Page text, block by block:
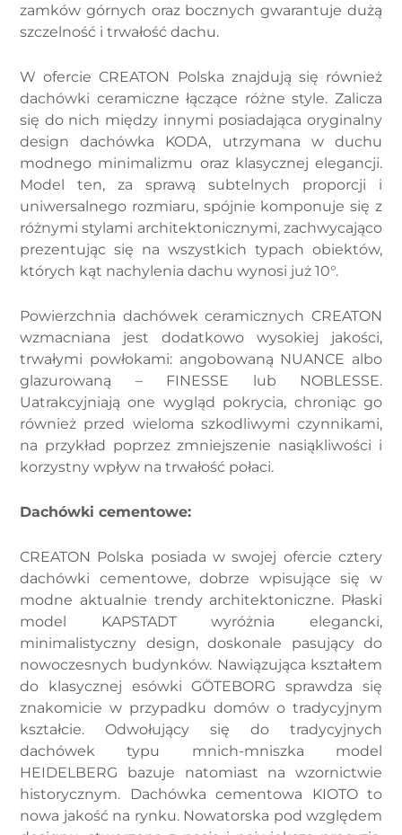
zamków górnych oraz bocznych gwarantuje dużą
szczelność i trwałość dachu.
W ofercie CREATON Polska znajdują się również
dachówki ceramiczne łączące różne style. Zalicza
się do nich między innymi posiadająca oryginalny
design dachówka KODA, utrzymana w duchu
modnego minimalizmu oraz klasycznej elegancji.
Model ten, za sprawą subtelnych proporcji i
uniwersalnego rozmiaru, spójnie komponuje się z
różnymi stylami architektonicznymi, zachwycająco
prezentując się na wszystkich typach obiektów,
których kąt nachylenia dachu wynosi już 10°.
Powierzchnia dachówek ceramicznych CREATON
wzmacniana jest dodatkowo wysokiej jakości,
trwałymi powłokami: angobowaną NUANCE albo
glazurowaną – FINESSE lub NOBLESSE.
Uatrakcyjniają one wygląd pokrycia, chroniąc go
również przed wieloma szkodliwymi czynnikami,
na przykład poprzez zmniejszenie nasiąkliwości i
korzystny wpływ na trwałość połaci.
Dachówki cementowe:
CREATON Polska posiada w swojej ofercie cztery
dachówki cementowe, dobrze wpisujące się w
modne aktualnie trendy architektoniczne. Płaski
model KAPSTADT wyróżnia elegancki,
minimalistyczny design, doskonale pasujący do
nowoczesnych budynków. Nawiązująca kształtem
do klasycznej esówki GÖTEBORG sprawdza się
znakomicie w przypadku domów o tradycyjnym
kształcie. Odwołujący się do tradycyjnych
dachówek typu mnich-mniszka model
HEIDELBERG bazuje natomiast na wzornictwie
historycznym. Dachówka cementowa KIOTO to
nowa jakość na rynku. Nowatorska pod względem